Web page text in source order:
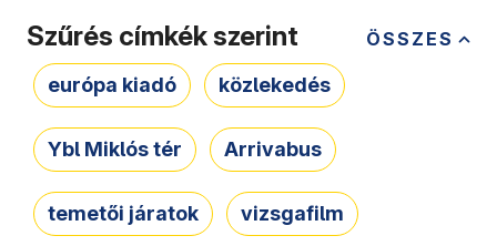
ÖSSZES
Szűrés címkék szerint
európa kiadó közlekedés
Ybl Miklós tér Arrivabus
temetői járatok vizsgafilm